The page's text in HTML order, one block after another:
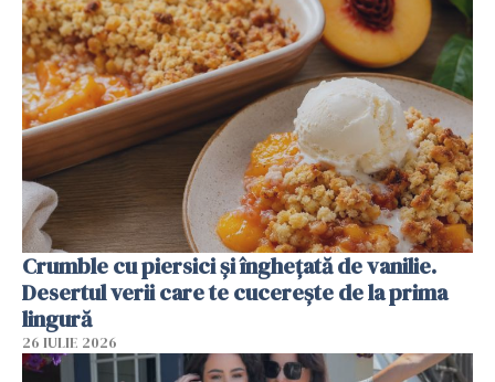
Crumble cu piersici și înghețată de vanilie.
Desertul verii care te cucerește de la prima
lingură
26 IULIE 2026